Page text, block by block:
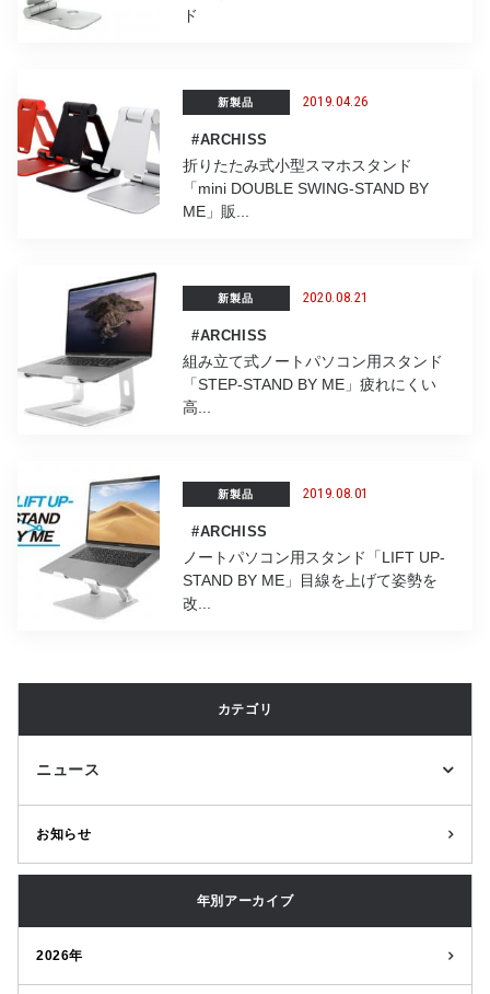
ド
新製品 2019.04.26
#ARCHISS
折りたたみ式小型スマホスタンド
「mini DOUBLE SWING-STAND BY
ME」販...
新製品 2020.08.21
#ARCHISS
組み立て式ノートパソコン用スタンド
「STEP-STAND BY ME」疲れにくい
高...
新製品 2019.08.01
#ARCHISS
ノートパソコン用スタンド「LIFT UP-
STAND BY ME」目線を上げて姿勢を
改...
カテゴリ
ニュース
お知らせ
年別アーカイブ
2026年